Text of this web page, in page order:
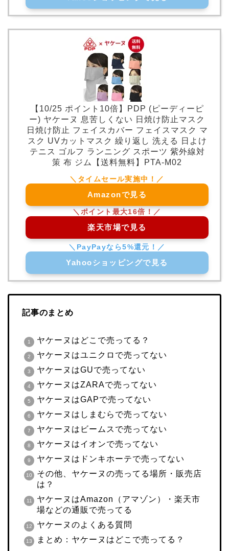
【10/25 ポイント10倍】PDP (ピーディーピ
ー) ヤケーヌ 息苦しくない 日焼け防止マスク
日焼け防止 フェイスカバー フェイスマスク マ
スク UVカットマスク 繰り返し 洗える 日よけ
テニス ゴルフ ランニング スポーツ 紫外線対
策 布 ジム【送料無料】PTA-M02
Amazonで見る
楽天市場で見る
Yahooショッピングで見る
記事のまとめ
ヤケーヌはどこで売ってる？
ヤケーヌはユニクロで売ってない
ヤケーヌはGUで売ってない
ヤケーヌはZARAで売ってない
ヤケーヌはGAPで売ってない
ヤケーヌはしまむらで売ってない
ヤケーヌはビームスで売ってない
ヤケーヌはイオンで売ってない
ヤケーヌはドンキホーテで売ってない
その他、ヤケーヌの売ってる場所・販売店
は？
ヤケーヌはAmazon（アマゾン）・楽天市
場などの通販で売ってる
ヤケーヌのよくある質問
まとめ：ヤケーヌはどこで売ってる？